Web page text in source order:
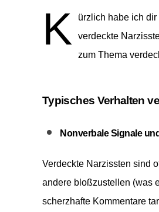
K
ürzlich habe ich
verdeckte
zum Thema
Typisches Verhalten
Nonverbale Signale und
Verdeckte Narzissten sind
andere bloßzustellen (was
scherzhafte Kommentare